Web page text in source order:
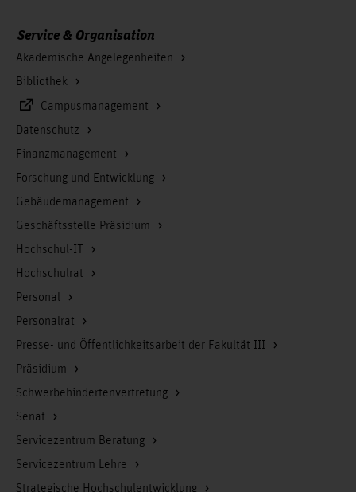
Service & Organisation
Akademische Angelegenheiten
Bibliothek
Campusmanagement
Datenschutz
Finanzmanagement
Forschung und Entwicklung
Gebäudemanagement
Geschäftsstelle Präsidium
Hochschul-IT
Hochschulrat
Personal
Personalrat
Presse- und Öffentlichkeitsarbeit der Fakultät III
Präsidium
Schwerbehindertenvertretung
Senat
Servicezentrum Beratung
Servicezentrum Lehre
Strategische Hochschulentwicklung